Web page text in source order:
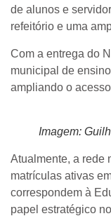
de alunos e
refeitório e uma
Com a entrega do
municipal de
ampliando o
Imagem:
Atualmente, a rede
matrículas ativas
correspondem à
papel estratégico